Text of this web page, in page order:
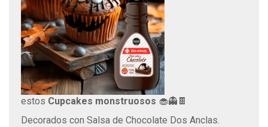
estos Cupcakes monstruosos 🧁👻🍫
Decorados con Salsa de Chocolate Dos Anclas.